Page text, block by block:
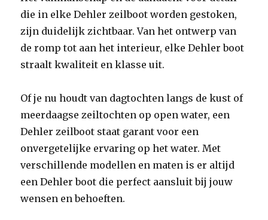
die in elke Dehler zeilboot worden gestoken,
zijn duidelijk zichtbaar. Van het ontwerp van
de romp tot aan het interieur, elke Dehler boot
straalt kwaliteit en klasse uit.
Of je nu houdt van dagtochten langs de kust of
meerdaagse zeiltochten op open water, een
Dehler zeilboot staat garant voor een
onvergetelijke ervaring op het water. Met
verschillende modellen en maten is er altijd
een Dehler boot die perfect aansluit bij jouw
wensen en behoeften.